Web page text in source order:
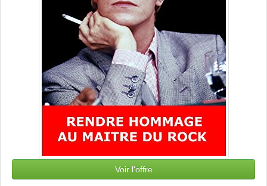
Voir l'offre